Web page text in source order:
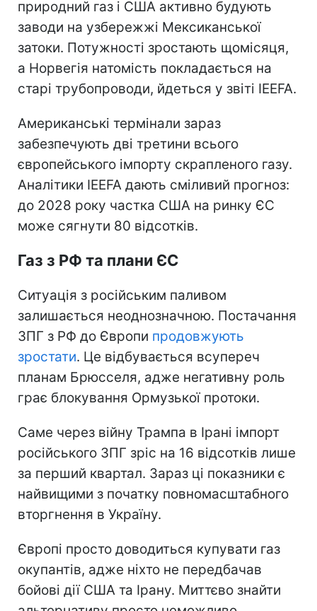
природний газ і США активно будують
заводи на узбережжі Мексиканської
затоки. Потужності зростають щомісяця,
а Норвегія натомість покладається на
старі трубопроводи, йдеться у звіті IEEFA.
Американські термінали зараз
забезпечують дві третини всього
європейського імпорту скрапленого газу.
Аналітики IEEFA дають сміливий прогноз:
до 2028 року частка США на ринку ЄС
може сягнути 80 відсотків.
Газ з РФ та плани ЄС
Ситуація з російським паливом
залишається неоднозначною. Постачання
ЗПГ з РФ до Європи продовжують
зростати. Це відбувається всупереч
планам Брюсселя, адже негативну роль
грає блокування Ормузької протоки.
Саме через війну Трампа в Ірані імпорт
російського ЗПГ зріс на 16 відсотків лише
за перший квартал. Зараз ці показники є
найвищими з початку повномасштабного
вторгнення в Україну.
Європі просто доводиться купувати газ
окупантів, адже ніхто не передбачав
бойові дії США та Ірану. Миттєво знайти